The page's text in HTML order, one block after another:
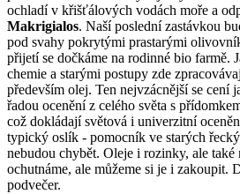
ochladí v křišťálových vodách moře a
Makrigialos. Naší poslední zastávkou
pod svahy pokrytými prastarými
přijetí se dočkáme na rodinné bio farmě.
chemie a starými postupy zde
především olej. Ten nejvzácnější se cení
řadou ocenění z celého světa s
což dokládají světová i univerzitní
typický oslík - pomocník ve starých
nebudou chybět. Oleje i rozinky, ale také
ochutnáme, ale můžeme si je i zakoupit.
podvečer.